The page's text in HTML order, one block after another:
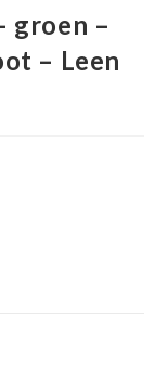
groen –
– Leen